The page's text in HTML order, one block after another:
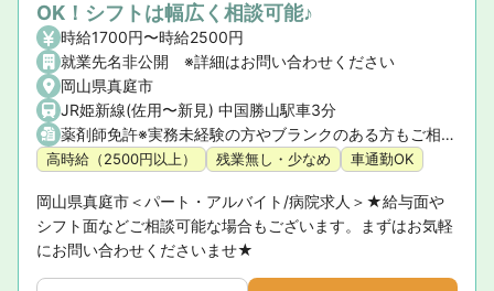
OK！シフトは幅広く相談可能♪
時給1700円〜時給2500円
就業先名非公開 ※詳細はお問い合わせください
岡山県真庭市
JR姫新線(佐用〜新見) 中国勝山駅車3分
薬剤師免許※実務未経験の方やブランクのある方もご相談ください。
高時給（2500円以上） 残業無し・少なめ 車通勤OK
岡山県真庭市＜パート・アルバイト/病院求人＞★給与面や
シフト面などご相談可能な場合もございます。まずはお気軽
にお問い合わせくださいませ★